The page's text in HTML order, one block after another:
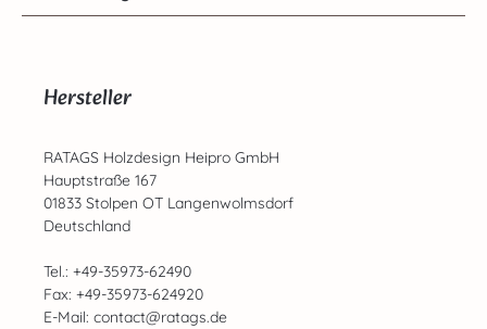
Hersteller
RATAGS Holzdesign Heipro GmbH
Hauptstraße 167
01833 Stolpen OT Langenwolmsdorf
Deutschland
Tel.: +49-35973-62490
Fax: +49-35973-624920
E-Mail: contact@ratags.de